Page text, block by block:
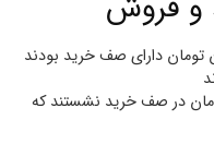
74 نماد به ارزش 205 میلیون تومان دارای صف خرید بودند
به ارزش 236 میلیارد تومان در صف خرید نشستند که